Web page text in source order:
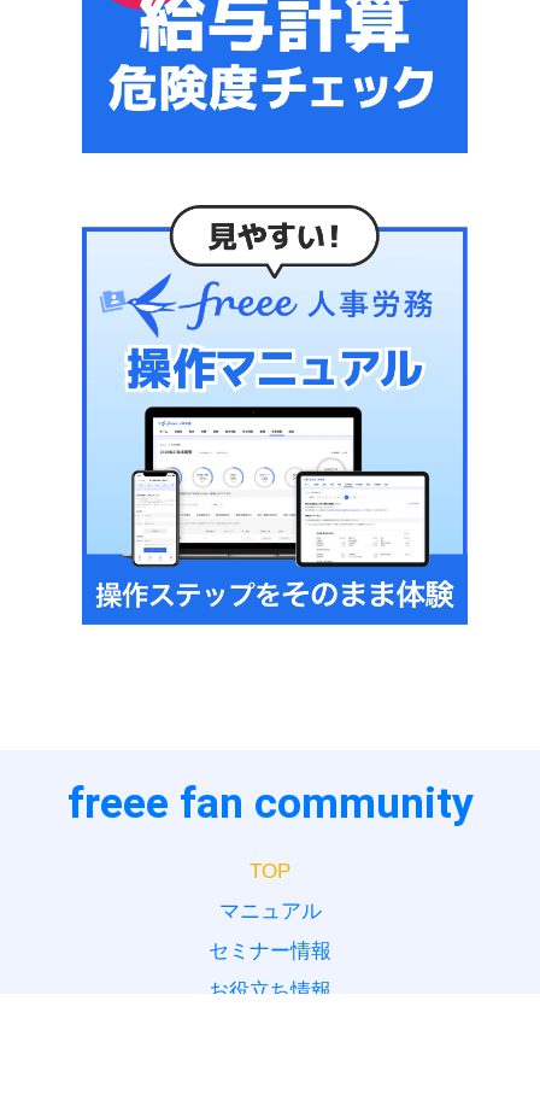
freee fan community
TOP
マニュアル
セミナー情報
お役立ち情報